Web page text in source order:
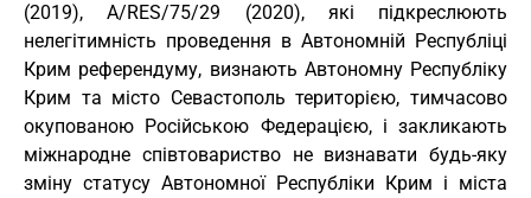
(2019), A/RES/75/29 (2020), які підкреслюють
нелегітимність проведення в Автономній Республіці
Крим референдуму, визнають Автономну Республіку
Крим та місто Севастополь територією, тимчасово
окупованою Російською Федерацією, і закликають
міжнародне співтовариство не визнавати будь-яку
зміну статусу Автономної Республіки Крим і міста